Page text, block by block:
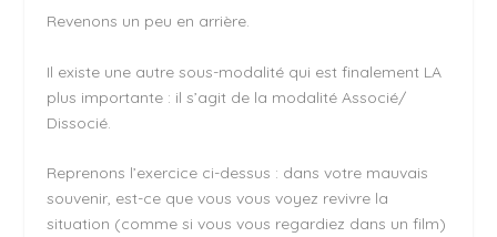
Revenons un peu en arrière.
Il existe une autre sous-modalité qui est finalement LA
plus importante : il s’agit de la modalité Associé/
Dissocié.
Reprenons l’exercice ci-dessus : dans votre mauvais
souvenir, est-ce que vous vous voyez revivre la
situation (comme si vous vous regardiez dans un film)